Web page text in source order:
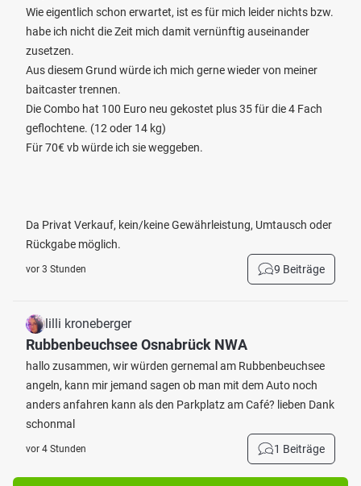
Wie eigentlich schon erwartet, ist es für mich leider nichts bzw.
habe ich nicht die Zeit mich damit vernünftig auseinander
zusetzen.
Aus diesem Grund würde ich mich gerne wieder von meiner
baitcaster trennen.
Die Combo hat 100 Euro neu gekostet plus 35 für die 4 Fach
geflochtene. (12 oder 14 kg)
Für 70€ vb würde ich sie weggeben.
Da Privat Verkauf, kein/keine Gewährleistung, Umtausch oder
Rückgabe möglich.
vor 3 Stunden 9 Beiträge
lilli kroneberger
Rubbenbeuchsee Osnabrück NWA
hallo zusammen, wir würden gernemal am Rubbenbeuchsee
angeln, kann mir jemand sagen ob man mit dem Auto noch
anders anfahren kann als den Parkplatz am Café? lieben Dank
schonmal
vor 4 Stunden 1 Beiträge